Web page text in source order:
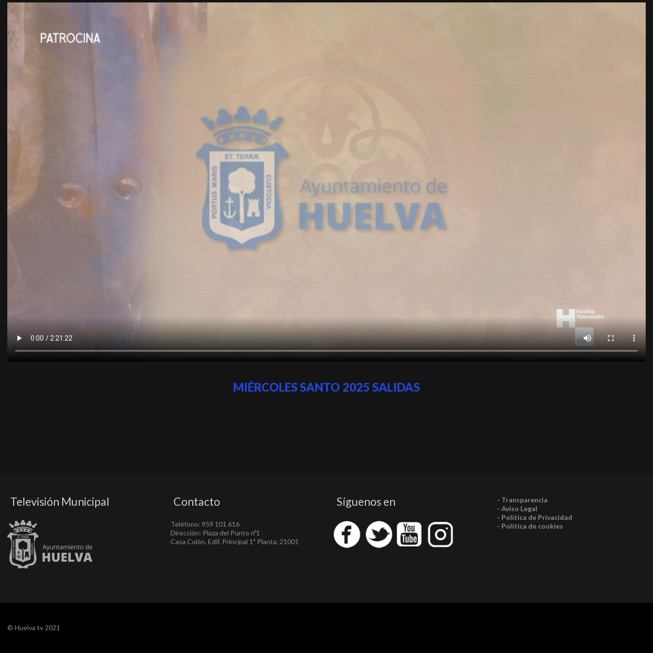
MIÉRCOLES SANTO 2025 SALIDAS
Televisión Municipal Contacto
Teléfono: 959 101 616
Dirección: Plaza del Punto nº1
Casa Colón, Edif. Principal 1ª Planta, 21001
Síguenos en
- Transparencia
- Aviso Legal
- Política de Privacidad
- Política de cookies
© Huelva tv 2021